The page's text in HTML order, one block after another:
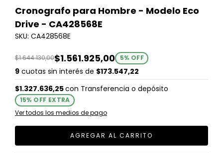
Cronografo para Hombre - Modelo Eco
Drive - CA428568E
SKU: CA428568E
$1.644.130,00$1.561.925,00 5% OFF
9 cuotas sin interés de $173.547,22
$1.327.636,25con Transferencia o depósito
15% OFF EXTRA
Ver todos los medios de pago